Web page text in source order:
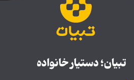
تبیان؛ دستیار خانواده